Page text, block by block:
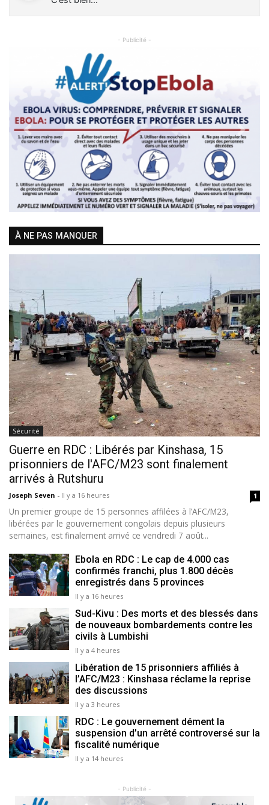
- Publicité -
Previous Next
À NE PAS MANQUER
Sécurité
Guerre en RDC : Libérés par Kinshasa, 15
prisonniers de l'AFC/M23 sont finalement
arrivés à Rutshuru
Joseph Seven - Il y a 16 heures 1
Un premier groupe de 15 personnes affilées à l’AFC/M23,
libérées par le gouvernement congolais depuis plusieurs
semaines, est finalement arrivé ce vendredi 7 août...
Ebola en RDC : Le cap de 4.000 cas
confirmés franchi, plus 1.800 décès
enregistrés dans 5 provinces
Il y a 16 heures
Sud-Kivu : Des morts et des blessés dans
de nouveaux bombardements contre les
civils à Lumbishi
Il y a 4 heures
Libération de 15 prisonniers affiliés à
l’AFC/M23 : Kinshasa réclame la reprise
des discussions
Il y a 3 heures
RDC : Le gouvernement dément la
suspension d’un arrêté controversé sur la
fiscalité numérique
Il y a 14 heures
- Publicité -